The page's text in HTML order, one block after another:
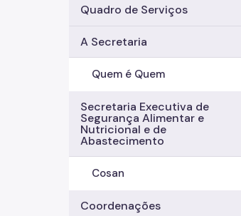
Quadro de Serviços
A Secretaria
Quem é Quem
Secretaria Executiva de
Segurança Alimentar e
Nutricional e de
Abastecimento
Cosan
Coordenações